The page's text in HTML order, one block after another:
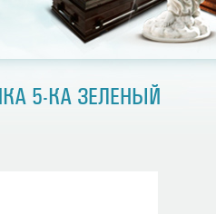
5-КА ЗЕЛЕНЫЙ